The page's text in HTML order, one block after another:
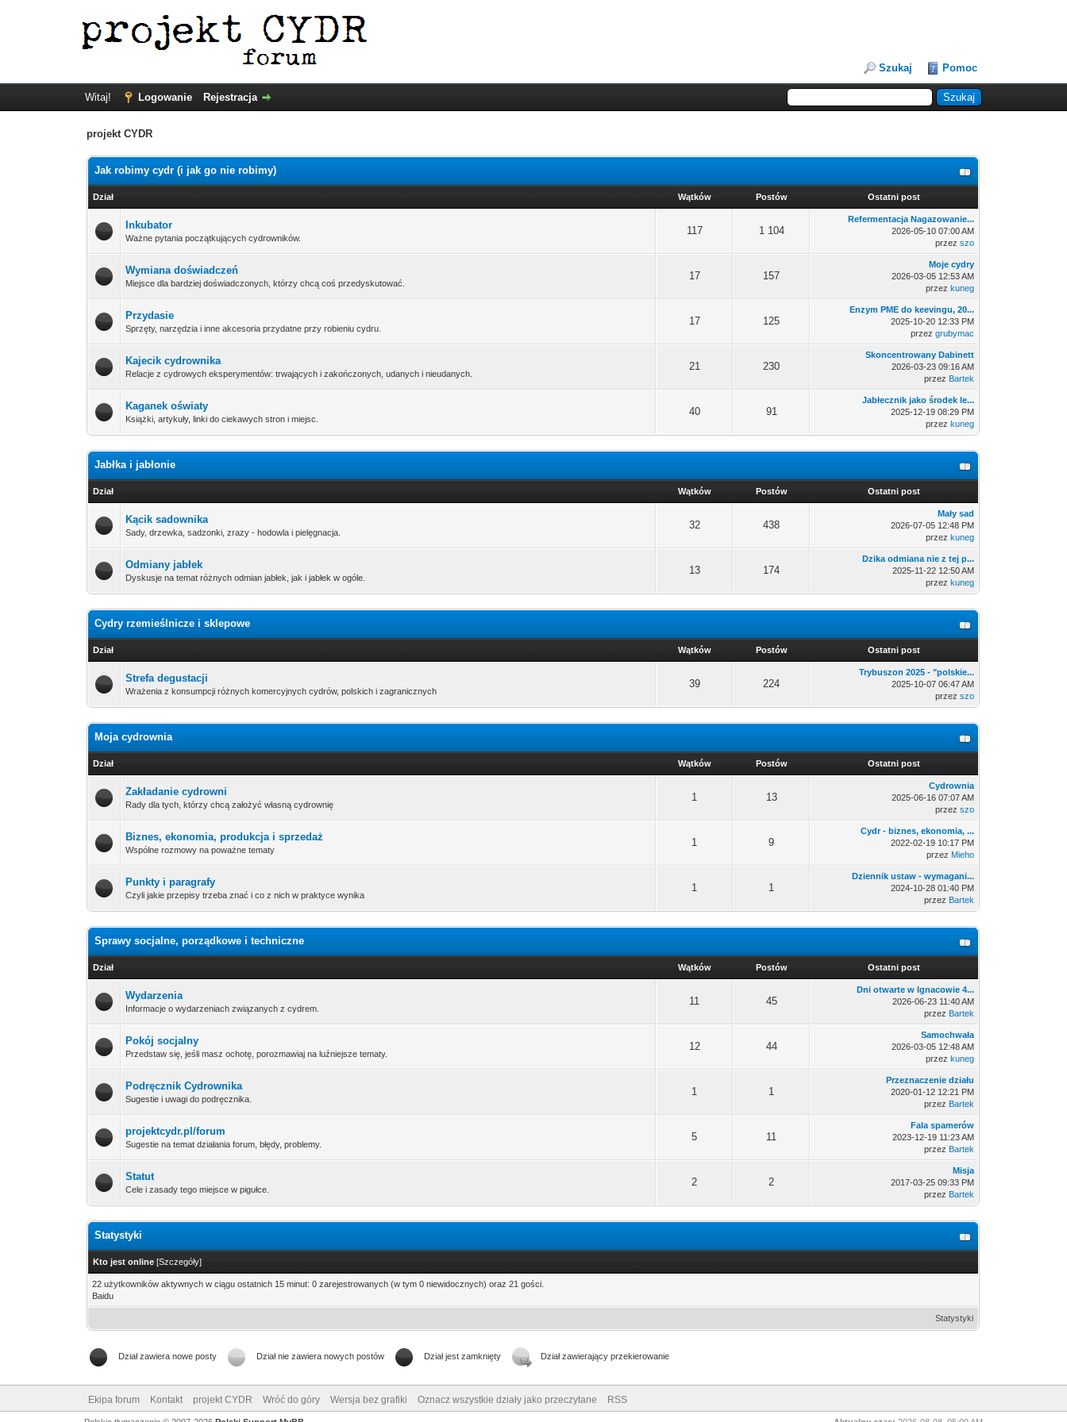
Szukaj Pomoc
Witaj! Logowanie Rejestracja
projekt CYDR
Jak robimy cydr (i jak go nie robimy)
Dział Wątków Postów Ostatni post
Inkubator
Ważne pytania początkujących cydrowników.
117 1 104
Refermentacja Nagazowanie...
2026-05-10 07:00 AM
przezszo
Wymiana doświadczeń
Miejsce dla bardziej doświadczonych, którzy chcą coś przedyskutować.
17 157
Moje cydry
2026-03-05 12:53 AM
przezkuneg
Przydasie
Sprzęty, narzędzia i inne akcesoria przydatne przy robieniu cydru.
17 125
Enzym PME do keevingu, 20...
2025-10-20 12:33 PM
przezgrubymac
Kajecik cydrownika
Relacje z cydrowych eksperymentów: trwających i zakończonych, udanych i nieudanych.
21 230
Skoncentrowany Dabinett
2026-03-23 09:16 AM
przez Bartek
Kaganek oświaty
Książki, artykuły, linki do ciekawych stron i miejsc.
40 91
Jabłecznik jako środek le...
2025-12-19 08:29 PM
przezkuneg
Jabłka i jabłonie
Dział Wątków Postów Ostatni post
Kącik sadownika
Sady, drzewka, sadzonki, zrazy - hodowla i pielęgnacja.
32 438
Mały sad
2026-07-05 12:48 PM
przezkuneg
Odmiany jabłek
Dyskusje na temat różnych odmian jabłek, jak i jabłek w ogóle.
13 174
Dzika odmiana nie z tej p...
2025-11-22 12:50 AM
przezkuneg
Cydry rzemieślnicze i sklepowe
Dział Wątków Postów Ostatni post
Strefa degustacji
Wrażenia z konsumpcji różnych komercyjnych cydrów, polskich i zagranicznych
39 224
Trybuszon 2025 - "polskie...
2025-10-07 06:47 AM
przezszo
Moja cydrownia
Dział Wątków Postów Ostatni post
Zakładanie cydrowni
Rady dla tych, którzy chcą założyć własną cydrownię
1 13
Cydrownia
2025-06-16 07:07 AM
przezszo
Biznes, ekonomia, produkcja i sprzedaż
Wspólne rozmowy na poważne tematy
1 9
Cydr - biznes, ekonomia, ...
2022-02-19 10:17 PM
przez Mieho
Punkty i paragrafy
Czyli jakie przepisy trzeba znać i co z nich w praktyce wynika
1 1
Dziennik ustaw - wymagani...
2024-10-28 01:40 PM
przez Bartek
Sprawy socjalne, porządkowe i techniczne
Dział Wątków Postów Ostatni post
Wydarzenia
Informacje o wydarzeniach związanych z cydrem.
11 45
Dni otwarte w Ignacowie 4...
2026-06-23 11:40 AM
przez Bartek
Pokój socjalny
Przedstaw się, jeśli masz ochotę, porozmawiaj na luźniejsze tematy.
12 44
Samochwała
2026-03-05 12:48 AM
przezkuneg
Podręcznik Cydrownika
Sugestie i uwagi do podręcznika.
1 1
Przeznaczenie działu
2020-01-12 12:21 PM
przez Bartek
projektcydr.pl/forum
Sugestie na temat działania forum, błędy, problemy.
5 11
Fala spamerów
2023-12-19 11:23 AM
przez Bartek
Statut
Cele i zasady tego miejsce w pigułce.
2 2
Misja
2017-03-25 09:33 PM
przez Bartek
Statystyki
Kto jest online [Szczegóły]
22 użytkowników aktywnych w ciągu ostatnich 15 minut: 0 zarejestrowanych (w tym 0 niewidocznych) oraz 21 gości.
Baidu
Statystyki
Dział zawiera nowe posty Dział nie zawiera nowych postów Dział jest zamknięty Dział zawierający przekierowanie
Ekipa forum Kontakt projekt CYDR Wróć do góry Wersja bez grafiki Oznacz wszystkie działy jako przeczytane RSS